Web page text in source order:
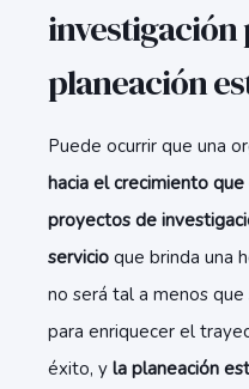
investigación
planeación
Puede ocurrir que una
hacia el crecimiento
proyectos de
servicio que brinda una
no será tal a menos
para enriquecer el
éxito, y la planeación